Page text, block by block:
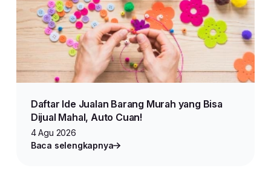
Daftar Ide Jualan Barang Murah yang Bisa
Dijual Mahal, Auto Cuan!
4 Agu 2026
Baca selengkapnya